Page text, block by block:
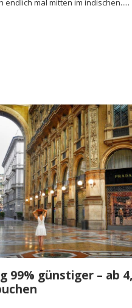
endlich mal mitten im indischen.....
99% günstiger – ab